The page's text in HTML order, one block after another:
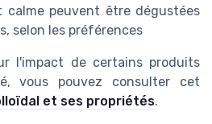
calme peuvent être dégustées
selon les préférences
l'impact de certains produits
vous pouvez consulter cet
et ses propriétés.